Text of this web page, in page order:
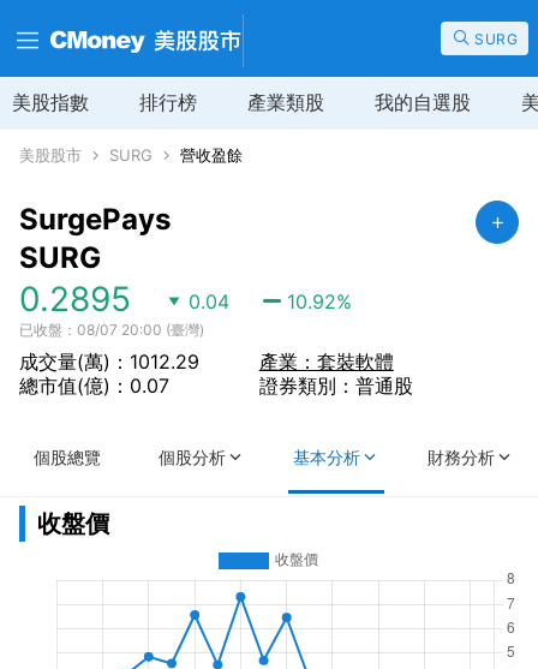
SURG
美股指數 排行榜 產業類股 我的自選股
美股股市 SURG 營收盈餘
SurgePays
SURG
0.2895 0.04 10.92%
已收盤：08/07 20:00 (臺灣)
成交量(萬)：1012.29
總市值(億)：0.07
產業：套裝軟體
證券類別：普通股
個股總覽 個股分析 基本分析 財務分析
收盤價